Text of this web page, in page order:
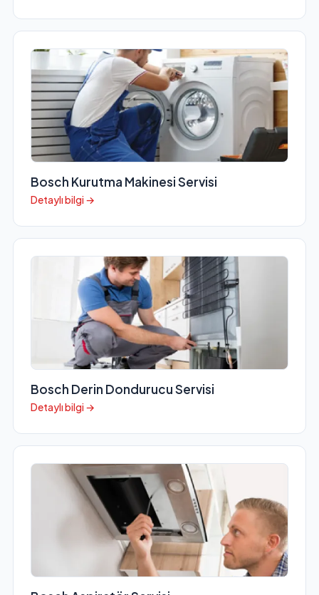
Bosch Kurutma Makinesi Servisi
Detaylı bilgi →
Bosch Derin Dondurucu Servisi
Detaylı bilgi →